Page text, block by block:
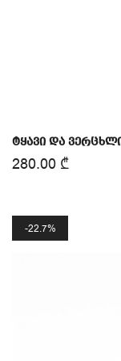
ტყავი და
280.00 ₾
22.7%